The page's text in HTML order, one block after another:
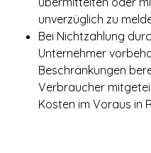
unverzüglich zu
Bei Nichtzahlung
Unternehmer
Beschränkungen
Verbraucher
Kosten im Voraus in